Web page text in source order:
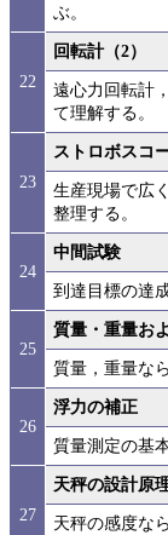
ぶ。
22
回転計（2）
遠心力回転計
て理解する。
23
ストロボスコ
生産現場で広
整理する。
24
中間試験
到達目標の達
25
質量・重量お
質量，重量な
26
浮力の補正
質量測定の基
27
天秤の設計原
天秤の感度な